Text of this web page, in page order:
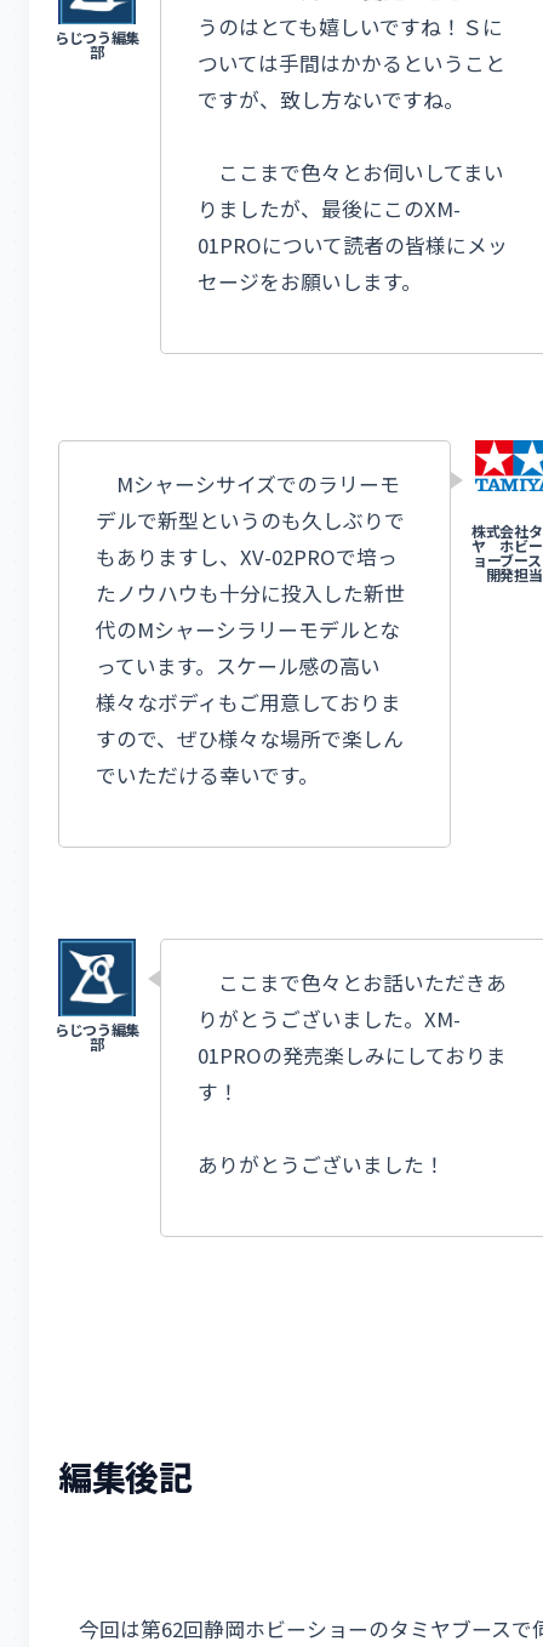
うのはとても嬉しいですね！Ｓに
ついては手間はかかるということ
ですが、致し方ないですね。
ここまで色々とお伺いしてまい
りましたが、最後にこのXM-
01PROについて読者の皆様にメッ
セージをお願いします。
Mシャーシサイズでのラリーモ
デルで新型というのも久しぶりで
もありますし、XV-02PROで培っ
たノウハウも十分に投入した新世
代のMシャーシラリーモデルとな
っています。スケール感の高い
様々なボディもご用意しておりま
すので、ぜひ様々な場所で楽しん
でいただける幸いです。
ここまで色々とお話いただきあ
りがとうございました。XM-
01PROの発売楽しみにしておりま
す！
ありがとうございました！
編集後記
今回は第62回静岡ホビーショーのタミヤブースで